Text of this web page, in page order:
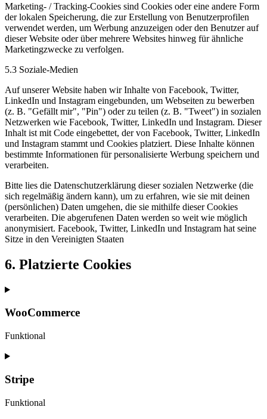
Marketing- / Tracking-Cookies sind Cookies oder eine andere Form
der lokalen Speicherung, die zur Erstellung von Benutzerprofilen
verwendet werden, um Werbung anzuzeigen oder den Benutzer auf
dieser Website oder über mehrere Websites hinweg für ähnliche
Marketingzwecke zu verfolgen.
5.3 Soziale-Medien
Auf unserer Website haben wir Inhalte von Facebook, Twitter,
LinkedIn und Instagram eingebunden, um Webseiten zu bewerben
(z. B. "Gefällt mir", "Pin") oder zu teilen (z. B. "Tweet") in sozialen
Netzwerken wie Facebook, Twitter, LinkedIn und Instagram. Dieser
Inhalt ist mit Code eingebettet, der von Facebook, Twitter, LinkedIn
und Instagram stammt und Cookies platziert. Diese Inhalte können
bestimmte Informationen für personalisierte Werbung speichern und
verarbeiten.
Bitte lies die Datenschutzerklärung dieser sozialen Netzwerke (die
sich regelmäßig ändern kann), um zu erfahren, wie sie mit deinen
(persönlichen) Daten umgehen, die sie mithilfe dieser Cookies
verarbeiten. Die abgerufenen Daten werden so weit wie möglich
anonymisiert. Facebook, Twitter, LinkedIn und Instagram hat seine
Sitze in den Vereinigten Staaten
6. Platzierte Cookies
WooCommerce
Funktional
Consent
service
woocommerce
Stripe
Funktional